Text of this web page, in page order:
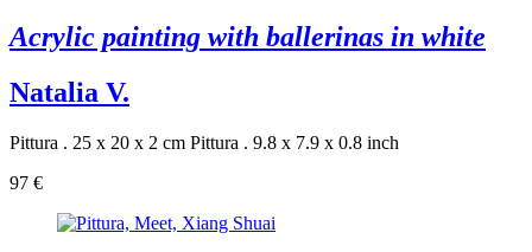
Acrylic painting with ballerinas in white
Natalia V.
Pittura . 25 x 20 x 2 cm Pittura . 9.8 x 7.9 x 0.8 inch
97 €